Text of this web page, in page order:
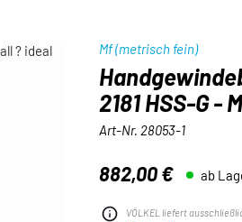
Mf (metrisch fein)
2181 HSS-G -
Art-Nr. 28053-1
Regulärer Preis:
882,00 € ab
VÖLKEL liefert